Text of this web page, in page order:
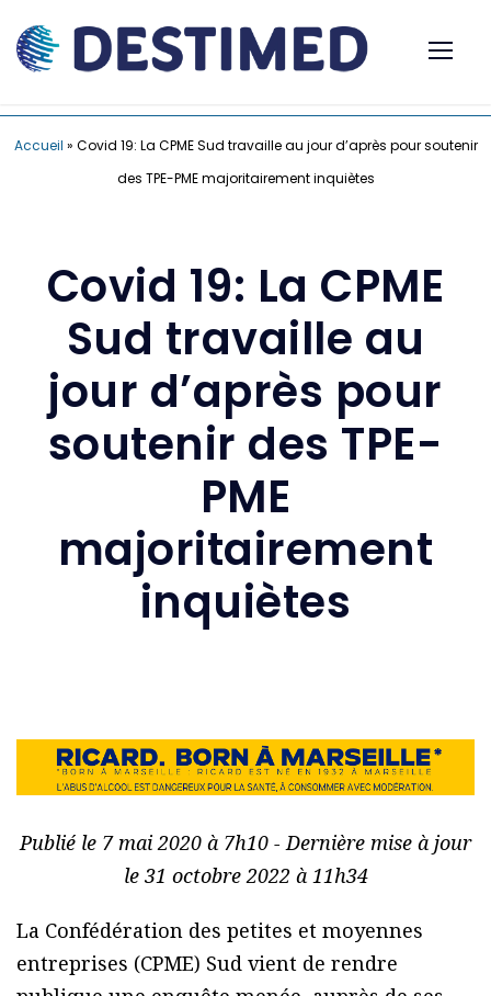
Accueil » Covid 19: La CPME Sud travaille au jour d’après pour soutenir
des TPE-PME majoritairement inquiètes
Covid 19: La CPME
Sud travaille au
jour d’après pour
soutenir des TPE-
PME
majoritairement
inquiètes
Publié le 7 mai 2020 à 7h10 - Dernière mise à jour
le 31 octobre 2022 à 11h34
La Confédération des petites et moyennes
entreprises (CPME) Sud vient de rendre